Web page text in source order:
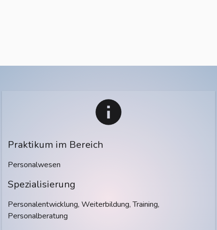
Praktikum im Bereich
Personalwesen
Spezialisierung
Personalentwicklung, Weiterbildung, Training,
Personalberatung